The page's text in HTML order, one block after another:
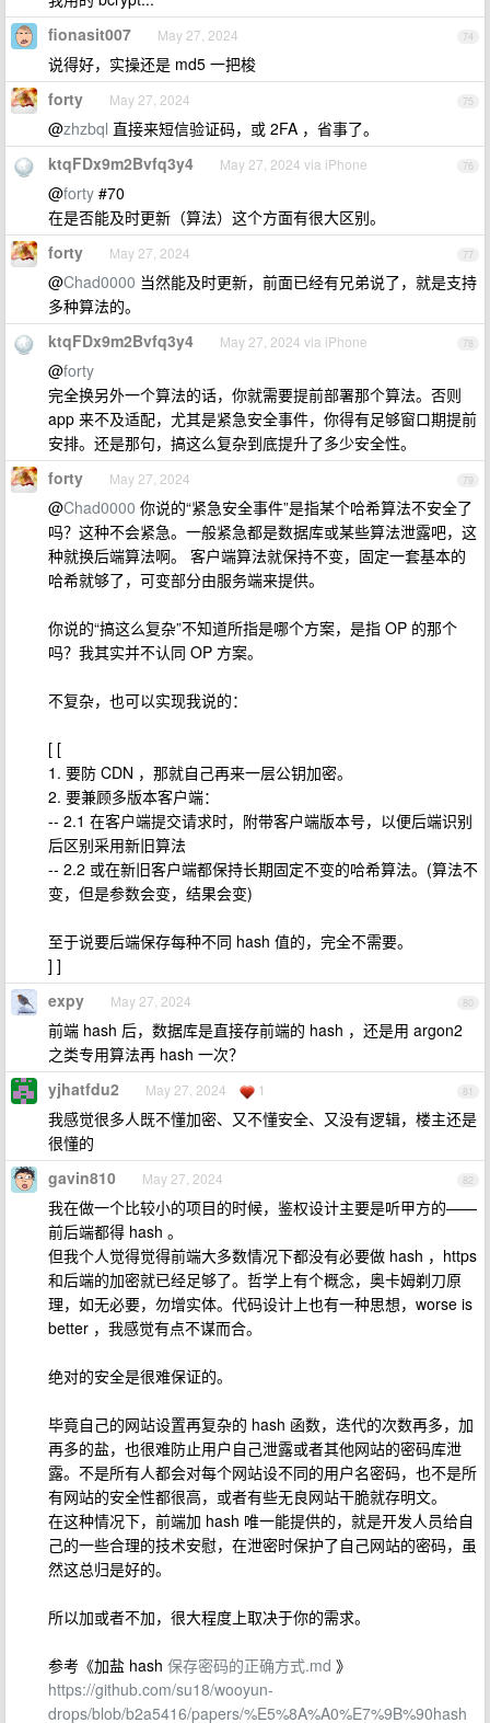
74
fionasit007 May 27, 2024
说得好，实操还是 md5 一把梭
75
forty May 27, 2024
@zhzbql 直接来短信验证码，或 2FA ，省事了。
76
ktqFDx9m2Bvfq3y4 May 27, 2024 via iPhone
@forty #70
在是否能及时更新（算法）这个方面有很大区别。
77
forty May 27, 2024
@Chad0000 当然能及时更新，前面已经有兄弟说了，就是支持
多种算法的。
78
ktqFDx9m2Bvfq3y4 May 27, 2024 via iPhone
@forty
完全换另外一个算法的话，你就需要提前部署那个算法。否则
app 来不及适配，尤其是紧急安全事件，你得有足够窗口期提前
安排。还是那句，搞这么复杂到底提升了多少安全性。
79
forty May 27, 2024
@Chad0000 你说的“紧急安全事件”是指某个哈希算法不安全了
吗？这种不会紧急。一般紧急都是数据库或某些算法泄露吧，这
种就换后端算法啊。 客户端算法就保持不变，固定一套基本的
哈希就够了，可变部分由服务端来提供。
你说的“搞这么复杂”不知道所指是哪个方案，是指 OP 的那个
吗？我其实并不认同 OP 方案。
不复杂，也可以实现我说的：
[ [
1. 要防 CDN ，那就自己再来一层公钥加密。
2. 要兼顾多版本客户端：
-- 2.1 在客户端提交请求时，附带客户端版本号，以便后端识别
后区别采用新旧算法
-- 2.2 或在新旧客户端都保持长期固定不变的哈希算法。(算法不
变，但是参数会变，结果会变)
至于说要后端保存每种不同 hash 值的，完全不需要。
] ]
80
expy May 27, 2024
前端 hash 后，数据库是直接存前端的 hash ，还是用 argon2
之类专用算法再 hash 一次？
81
yjhatfdu2 May 27, 2024 1
我感觉很多人既不懂加密、又不懂安全、又没有逻辑，楼主还是
很懂的
82
gavin810 May 27, 2024
我在做一个比较小的项目的时候，鉴权设计主要是听甲方的——
前后端都得 hash 。
但我个人觉得觉得前端大多数情况下都没有必要做 hash ，https
和后端的加密就已经足够了。哲学上有个概念，奥卡姆剃刀原
理，如无必要，勿增实体。代码设计上也有一种思想，worse is
better ，我感觉有点不谋而合。
绝对的安全是很难保证的。
毕竟自己的网站设置再复杂的 hash 函数，迭代的次数再多，加
再多的盐，也很难防止用户自己泄露或者其他网站的密码库泄
露。不是所有人都会对每个网站设不同的用户名密码，也不是所
有网站的安全性都很高，或者有些无良网站干脆就存明文。
在这种情况下，前端加 hash 唯一能提供的，就是开发人员给自
己的一些合理的技术安慰，在泄密时保护了自己网站的密码，虽
然这总归是好的。
所以加或者不加，很大程度上取决于你的需求。
参考《加盐 hash 保存密码的正确方式.md 》
https://github.com/su18/wooyun-
drops/blob/b2a5416/papers/%E5%8A%A0%E7%9B%90hash